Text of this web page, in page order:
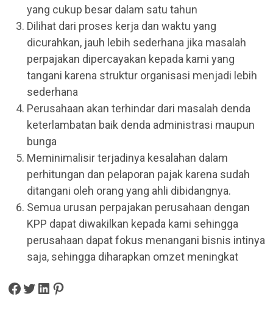
yang cukup besar dalam satu tahun
Dilihat dari proses kerja dan waktu yang
dicurahkan, jauh lebih sederhana jika masalah
perpajakan dipercayakan kepada kami yang
tangani karena struktur organisasi menjadi lebih
sederhana
Perusahaan akan terhindar dari masalah denda
keterlambatan baik denda administrasi maupun
bunga
Meminimalisir terjadinya kesalahan dalam
perhitungan dan pelaporan pajak karena sudah
ditangani oleh orang yang ahli dibidangnya.
Semua urusan perpajakan perusahaan dengan
KPP dapat diwakilkan kepada kami sehingga
perusahaan dapat fokus menangani bisnis intinya
saja, sehingga diharapkan omzet meningkat
Share on Facebook Tweet on Twitter Share on LinkedIn Pin on Pinterest